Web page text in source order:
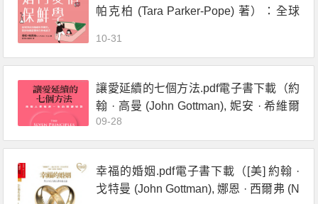
帕克柏 (Tara Parker-Pope) 著）：全球
10-31
讓愛延續的七個方法.pdf電子書下載（約
翰 · 高曼 (John Gottman), 妮安 · 希維爾
(Nan Silver ) 著）：兩個人幸福過一生的
關鍵祕訣
09-28
幸福的婚姻.pdf電子書下載（[美] 約翰 ·
戈特曼 (John Gottman), 娜恩 · 西爾弗 (N